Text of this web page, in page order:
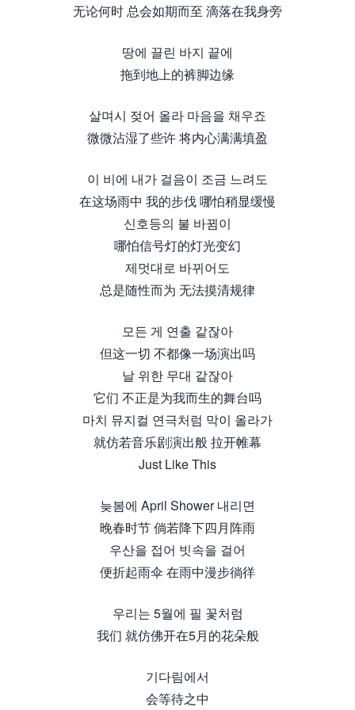
无论何时 总会如期而至 滴落在我身旁
땅에 끌린 바지 끝에
拖到地上的裤脚边缘
살며시 젖어 올라 마음을 채우죠
微微沾湿了些许 将内心满满填盈
이 비에 내가 걸음이 조금 느려도
在这场雨中 我的步伐 哪怕稍显缓慢
신호등의 불 바뀜이
哪怕信号灯的灯光变幻
제멋대로 바뀌어도
总是随性而为 无法摸清规律
모든 게 연출 같잖아
但这一切 不都像一场演出吗
날 위한 무대 같잖아
它们 不正是为我而生的舞台吗
마치 뮤지컬 연극처럼 막이 올라가
就仿若音乐剧演出般 拉开帷幕
Just Like This
늦봄에 April Shower 내리면
晚春时节 倘若降下四月阵雨
우산을 접어 빗속을 걸어
便折起雨伞 在雨中漫步徜徉
우리는 5월에 필 꽃처럼
我们 就仿佛开在5月的花朵般
기다림에서
会等待之中